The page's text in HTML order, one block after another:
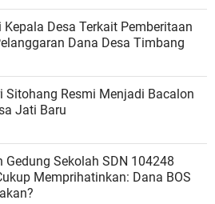
Desa Terkait Pemberitaan
Dana Desa Timbang
Sitohang Resmi Menjadi Bacalon
Jati Baru
Gedung Sekolah SDN 104248
Memprihatinkan: Dana BOS